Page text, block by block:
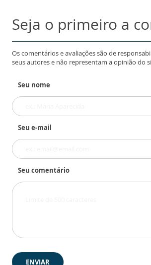
Seja o primeiro a
Os comentários e avaliações são de
seus autores e não representam a opinião do
Seu nome
Seu e-mail
Seu comentário
ENVIAR